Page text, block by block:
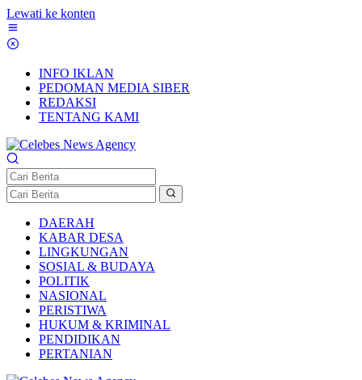
Lewati ke konten
INFO IKLAN
PEDOMAN MEDIA SIBER
REDAKSI
TENTANG KAMI
DAERAH
KABAR DESA
LINGKUNGAN
SOSIAL & BUDAYA
POLITIK
NASIONAL
PERISTIWA
HUKUM & KRIMINAL
PENDIDIKAN
PERTANIAN